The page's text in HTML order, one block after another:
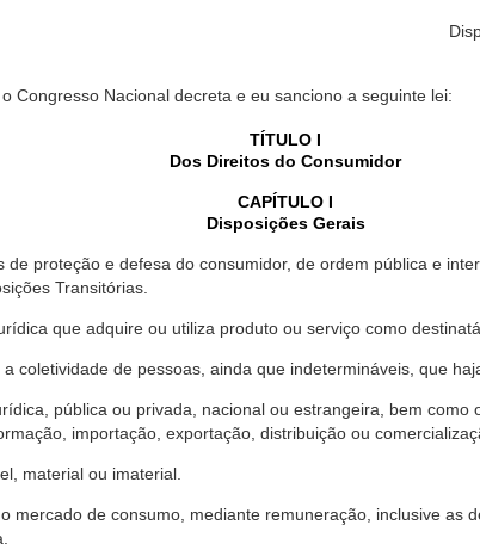
Congresso Nacional decreta e eu sanciono a seguinte lei:
TÍTULO I
Dos Direitos do Consumidor
CAPÍTULO I
Disposições Gerais
proteção e defesa do consumidor, de ordem pública e
Transitórias.
que adquire ou utiliza produto ou serviço como
coletividade de pessoas, ainda que indetermináveis, que
pública ou privada, nacional ou estrangeira, bem
importação, exportação, distribuição ou
material ou imaterial.
mercado de consumo, mediante remuneração, inclusive as